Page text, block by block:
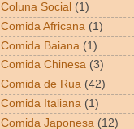
Coluna Social (1)
Comida Africana (1)
Comida Baiana (1)
Comida Chinesa (3)
Comida de Rua (42)
Comida Italiana (1)
Comida Japonesa (12)